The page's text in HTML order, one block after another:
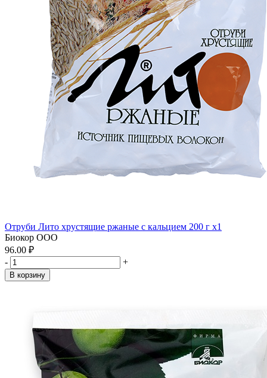
Отруби Лито хрустящие ржаные с кальцием 200 г x1
Биокор ООО
96.00 ₽
-
+
В корзину